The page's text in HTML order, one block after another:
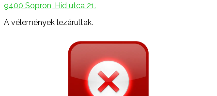
9400 Sopron, Híd utca 21.
A vélemények lezárultak.